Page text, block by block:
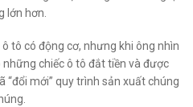
lớn hơn.
tô có động cơ, nhưng khi ông nhìn
chiếc ô tô đắt tiền và được
“đổi mới” quy trình sản xuất chúng